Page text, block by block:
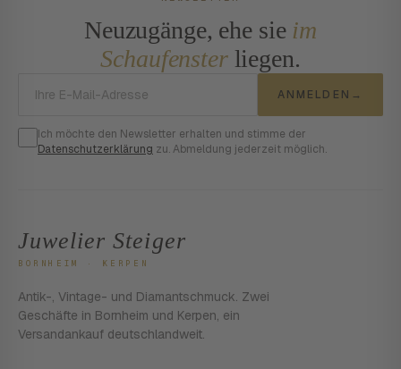
Neuzugänge, ehe sie im
Schaufensterliegen.
ANMELDEN →
Ich möchte den Newsletter erhalten und stimme der
Datenschutzerklärung zu. Abmeldung jederzeit möglich.
Juwelier Steiger
BORNHEIM · KERPEN
Antik-, Vintage- und Diamantschmuck. Zwei
Geschäfte in Bornheim und Kerpen, ein
Versandankauf deutschlandweit.